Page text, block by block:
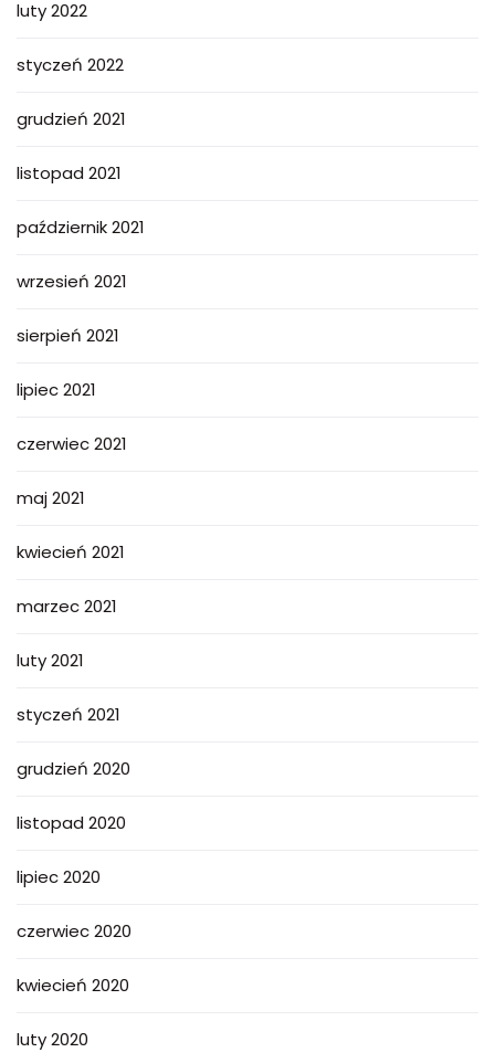
luty 2022
styczeń 2022
grudzień 2021
listopad 2021
październik 2021
wrzesień 2021
sierpień 2021
lipiec 2021
czerwiec 2021
maj 2021
kwiecień 2021
marzec 2021
luty 2021
styczeń 2021
grudzień 2020
listopad 2020
lipiec 2020
czerwiec 2020
kwiecień 2020
luty 2020